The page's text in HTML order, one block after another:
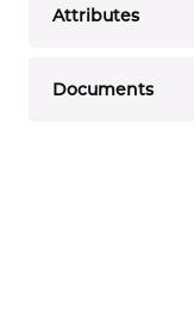
Attributes
Documents